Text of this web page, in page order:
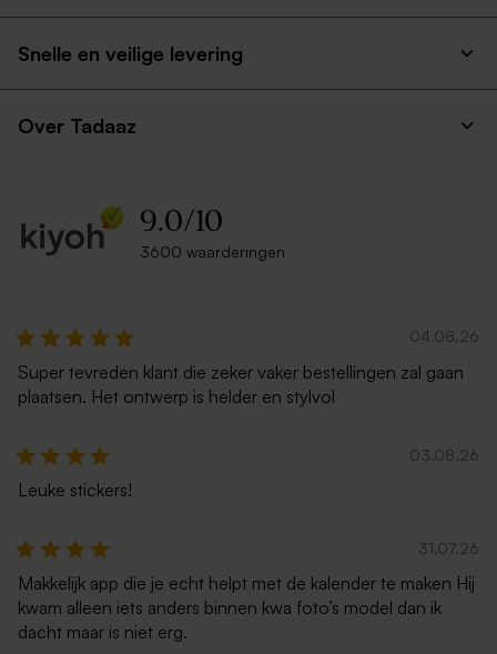
Glazen stolpje met
- S
Houten fotohouder met 10
klapdeksel
gepersonaliseerd label in
Snelle en veilige levering
Over Tadaaz
9.0/10
3600 waarderingen
04.08.26
Super tevreden klant die zeker vaker bestellingen zal gaan
plaatsen. Het ontwerp is helder en stylvol
03.08.26
Leuke stickers!
31.07.26
Makkelijk app die je echt helpt met de kalender te maken Hij
kwam alleen iets anders binnen kwa foto’s model dan ik
dacht maar is niet erg.